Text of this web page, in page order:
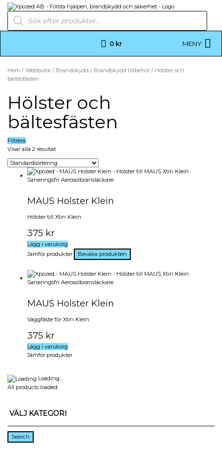
Hoppa
innehållet
Xpozed AB – Första hjälpen, brandskydd
och säkerhet
HLR – Första Hjälpen – Brandskydd – Krishantering –
Kurser – Produkter – Föreläsningar – Konsultation
Products
search
0 kr MENY
Hem / Webbutik / Brandskydd / Brandskydd tillbehör / Hölster och
bältesfästen
Hölster och
bältesfästen
Filtrera
Visar alla 2 resultat
MAUS Holster Klein
Hölster till Xtin Klein
375 kr
Lägg i varukorg
Jämför produkter
MAUS Holster Klein
Väggfäste för Xtin Klein
375 kr
Lägg i varukorg
Jämför produkter
Loading...
All products loaded
VÄLJ KATEGORI
Search